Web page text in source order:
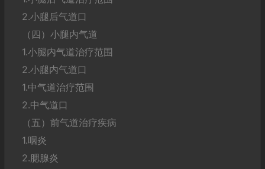
2.小腿后气道口
（四）小腿内气道
1.小腿内气道治疗范围
2.小腿内气道口
1.中气道治疗范围
2.中气道口
（五）前气道治疗疾病
1.咽炎
2.腮腺炎